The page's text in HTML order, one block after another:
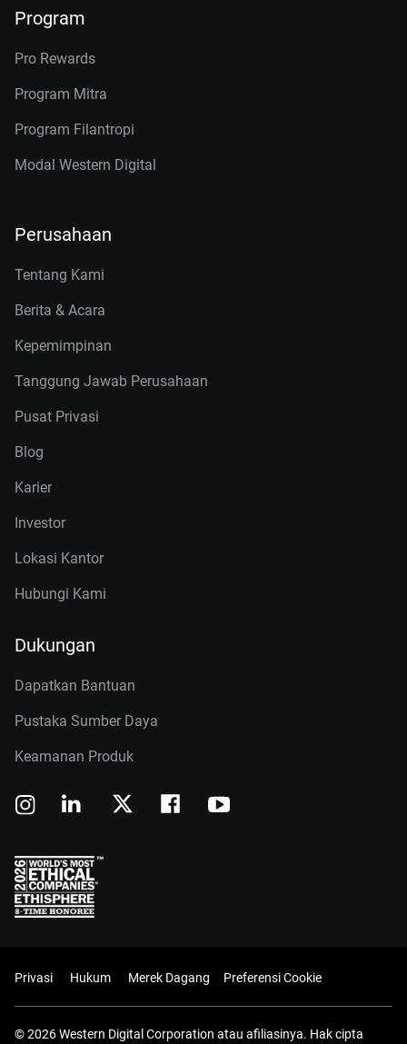
Program
Pro Rewards
Program Mitra
Program Filantropi
Modal Western Digital
Perusahaan
Tentang Kami
Berita & Acara
Kepemimpinan
Tanggung Jawab Perusahaan
Pusat Privasi
Blog
Karier
Investor
Lokasi Kantor
Hubungi Kami
Dukungan
Dapatkan Bantuan
Pustaka Sumber Daya
Keamanan Produk
Privasi Hukum Merek Dagang Preferensi Cookie
© 2026 Western Digital Corporation atau afiliasinya. Hak cipta